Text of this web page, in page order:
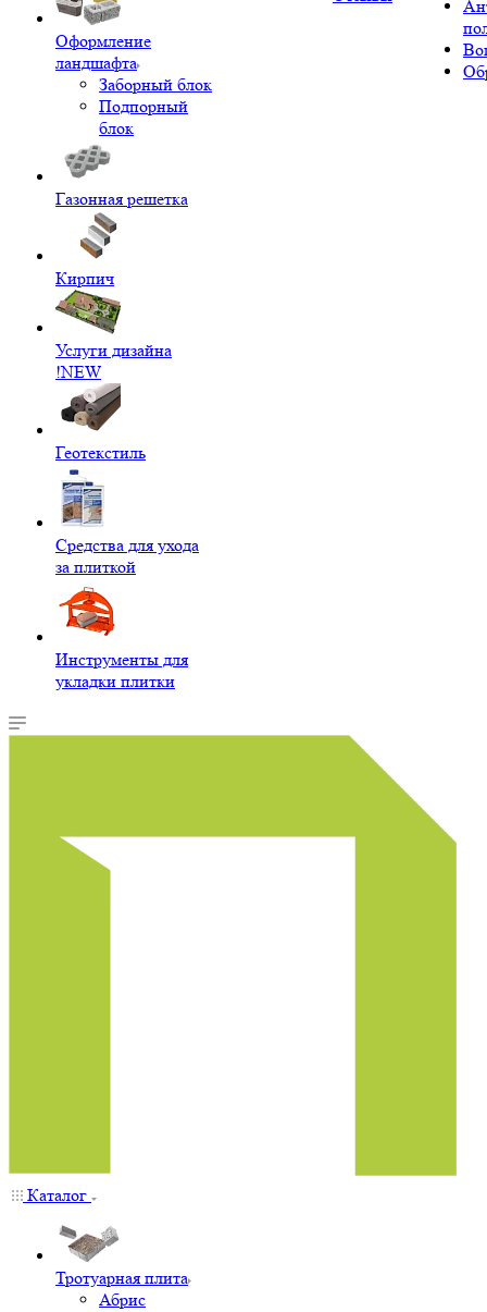
Оформление
ландшафта
Заборный блок
Подпорный
блок
Газонная решетка
Кирпич
Услуги дизайна
!NEW
Геотекстиль
Средства для ухода
за плиткой
Инструменты для
укладки плитки
Каталог
Тротуарная плита
Абрис